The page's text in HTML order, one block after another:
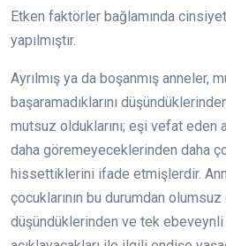
Etken faktörler bağlamında
yapılmıştır.
Ayrılmış ya da boşanmış anneler,
başaramadıklarını
mutsuz olduklarını; eşi vefat
daha göremeyeceklerinden daha
hissettiklerini ifade etmişlerdir.
çocuklarının bu durumdan
düşündüklerinden ve tek ebeveynli